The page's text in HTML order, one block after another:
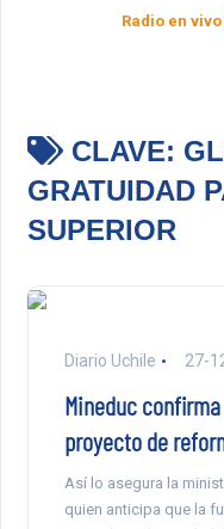
Radio en vivo
CLAVE:
GRATUIDAD
SUPERIOR
Diario Uchile 27-
Mineduc
proyecto de
Así lo asegura la
quien anticipa que la